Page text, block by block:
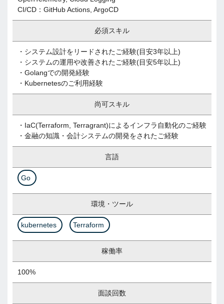
CI/CD：GitHub Actions, ArgoCD
必須スキル
・システム設計をリードされたご経験(目安3年以上)​
・システムの運用や改善されたご経験(目安5年以上)​
・Golangでの開発経験
・Kubernetesのご利用経験
尚可スキル
・IaC(Terraform, Terragrant)​によるインフラ自動化のご経験
・金融の知識・会計システムの開発をされたご経験
言語
Go
環境・ツール
kubernetes Terraform
稼働率
100%
面談回数